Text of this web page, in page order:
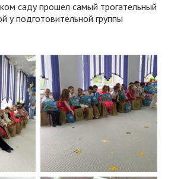
саду прошел самый трогательный
у подготовительной группы